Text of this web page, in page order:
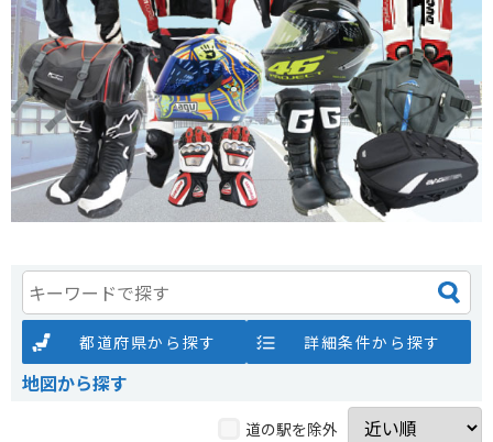
都道府県から探す 詳細条件から探す
地図から探す
道の駅を除外